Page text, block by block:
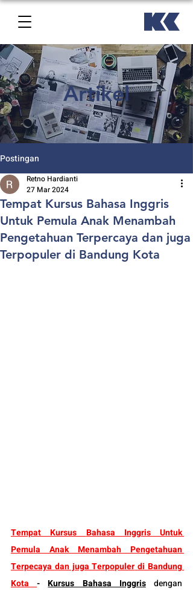
Artikel
Postingan
Tempat Kursus Bahasa Inggris
Untuk Pemula Anak Menambah
Pengetahuan Terpercaya dan juga
Terpopuler di Bandung Kota
Retno Hardianti
27 Mar 2024
Tempat Kursus Bahasa Inggris Untuk
Pemula Anak Menambah Pengetahuan
Terpecaya dan juga Terpopuler di Bandung
Kota - Kursus Bahasa Inggris dengan